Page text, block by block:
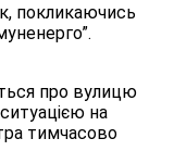
покликаючись
про вулицю
на
тимчасово